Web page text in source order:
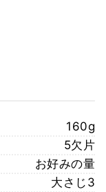
160g
5欠片
お好みの量
大さじ3